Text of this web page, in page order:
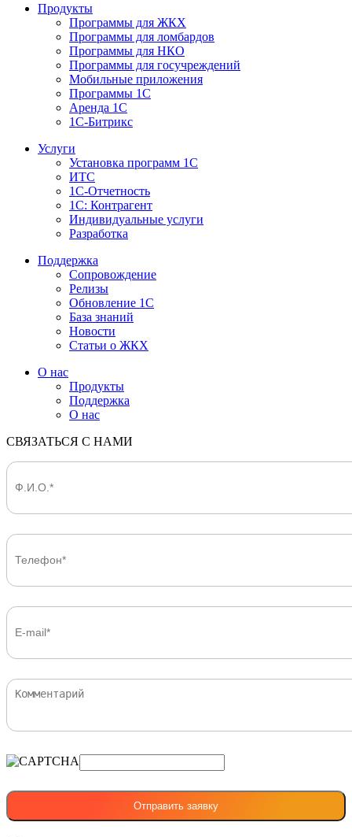
Продукты
Программы для ЖКХ
Программы для ломбардов
Программы для НКО
Программы для госучреждений
Мобильные приложения
Программы 1С
Аренда 1С
1С-Битрикс
Услуги
Установка программ 1С
ИТС
1С-Отчетность
1С: Контрагент
Индивидуальные услуги
Разработка
Поддержка
Сопровождение
Релизы
Обновление 1С
База знаний
Новости
Статьи о ЖКХ
О нас
Продукты
Поддержка
О нас
СВЯЗАТЬСЯ С НАМИ